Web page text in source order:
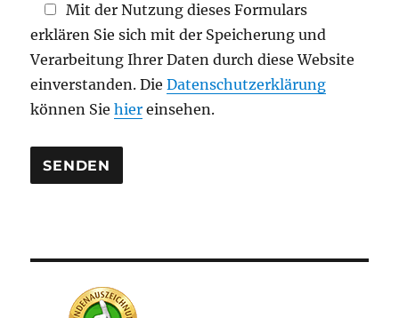
e
e
r
Mit der Nutzung dieses Formulars
erklären Sie sich mit der Speicherung und
Verarbeitung Ihrer Daten durch diese Website
einverstanden. DieDatenschutzerklärung
können Siehier einsehen.